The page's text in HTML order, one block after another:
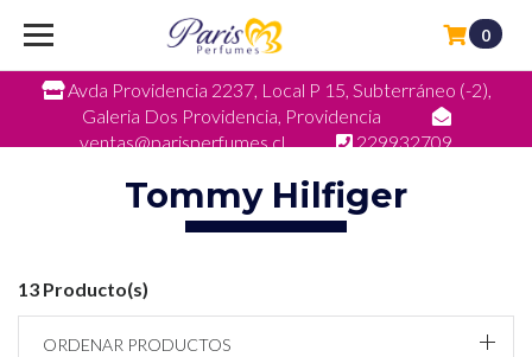
Avda Providencia 2237, Local P 15, Subterráneo (-2),
Galeria Dos Providencia, Providencia
ventas@parisperfumes.cl
229932709
0
Tommy Hilfiger
13 Producto(s)
ORDENAR PRODUCTOS